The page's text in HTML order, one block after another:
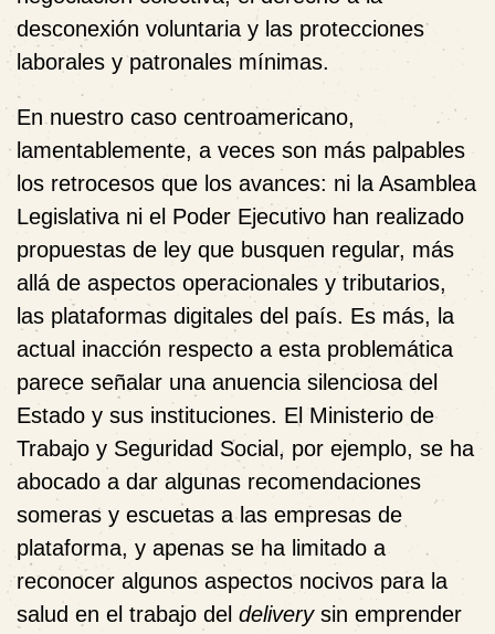
desconexión voluntaria y las protecciones
laborales y patronales mínimas.
En nuestro caso centroamericano,
lamentablemente, a veces son más palpables
los retrocesos que los avances: ni la Asamblea
Legislativa ni el Poder Ejecutivo han realizado
propuestas de ley que busquen regular, más
allá de aspectos operacionales y tributarios,
las plataformas digitales del país. Es más, la
actual inacción respecto a esta problemática
parece señalar una anuencia silenciosa del
Estado y sus instituciones. El Ministerio de
Trabajo y Seguridad Social, por ejemplo, se ha
abocado a dar algunas recomendaciones
someras y escuetas a las empresas de
plataforma, y apenas se ha limitado a
reconocer algunos aspectos nocivos para la
salud en el trabajo del delivery sin emprender